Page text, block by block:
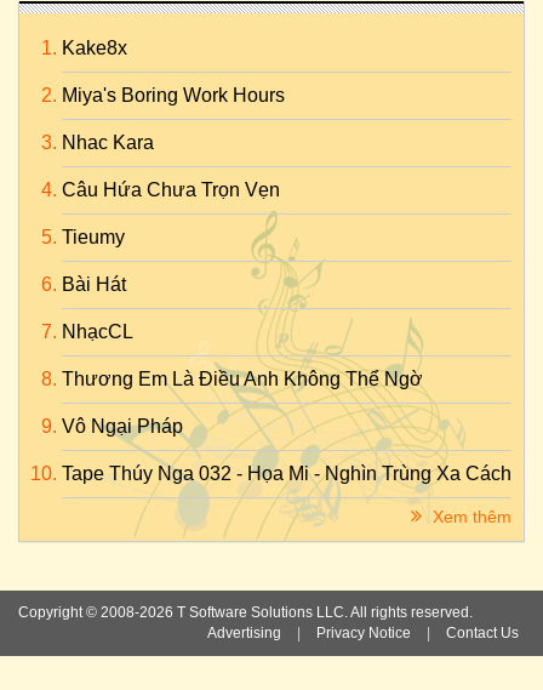
Kake8x
Miya's Boring Work Hours
Nhac Kara
Câu Hứa Chưa Trọn Vẹn
Tieumy
Bài Hát
NhạcCL
Thương Em Là Điều Anh Không Thể Ngờ
Vô Ngại Pháp
Tape Thúy Nga 032 - Họa Mi - Nghìn Trùng Xa Cách
Xem thêm
Copyright © 2008-2026 T Software Solutions LLC. All rights reserved.
Advertising
Privacy Notice Contact Us